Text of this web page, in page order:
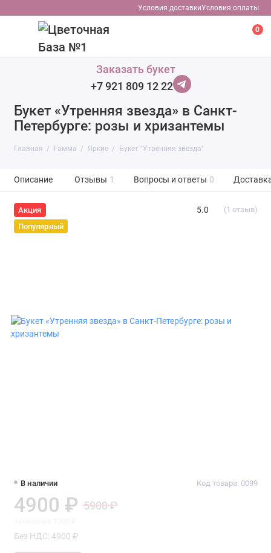
Условия доставкиУсловия оплаты
0
Заказать букет
+7 921 809 12 22
Букет «Утренняя звезда» в Санкт-
Петербурге: розы и хризантемы
Главная Гамма Яркие Букет "Утренняя звезда"
Описание Отзывы 1 Вопросы и ответы 0
Акция
Популярный
5.0 (1 отзыв)
В наличии Код товара: 0099
4900 ₽ 5900 ₽
Без НДС: 4900 ₽